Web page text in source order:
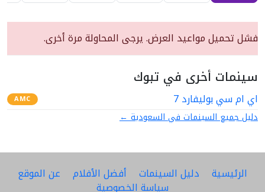
فشل تحميل مواعيد العرض. يرجى المحاولة مرة أخرى.
سينمات أخرى في تبوك
اي ام سي بوليفارد 7 AMC
دليل جميع السينمات في السعودية ←
الرئيسية دليل السينمات أفضل الأفلام عن الموقع
سياسة الخصوصية